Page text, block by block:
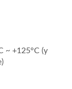
~ +125°C (y